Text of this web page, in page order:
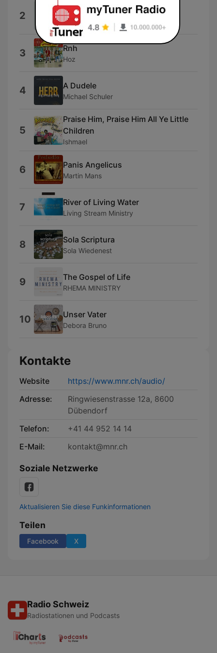
2 Grave
Caroline Keller
3 Rnh
Hoz
4 A Dudele
Michael Schuler
5
Praise Him, Praise Him All Ye Little
Children
Ishmael
6 Panis Angelicus
Martin Mans
7 River of Living Water
Living Stream Ministry
8 Sola Scriptura
Sola Wiedenest
9 The Gospel of Life
RHEMA MINISTRY
10 Unser Vater
Debora Bruno
Kontakte
Website
https://www.mnr.ch/audio/
Adresse:
Ringwiesenstrasse 12a, 8600
Dübendorf
Telefon:
+41 44 952 14 14
E-Mail:
kontakt@mnr.ch
Soziale Netzwerke
Aktualisieren Sie diese Funkinformationen
Teilen
Facebook X
Radio Schweiz
Radiostationen und Podcasts